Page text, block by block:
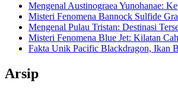
Mengenal Austinograea Yunohanae:
Misteri Fenomena Bannock Sulfide
Mengenal Pulau Tristan: Destinasi
Misteri Fenomena Blue Jet: Kilatan
Fakta Unik Pacific Blackdragon, Ikan
Arsip